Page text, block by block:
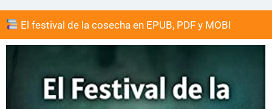
El festival de la cosecha en EPUB, PDF y MOBI